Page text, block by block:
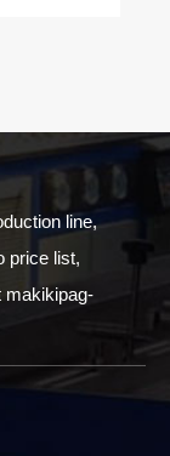
line,
price list,
makikipag-